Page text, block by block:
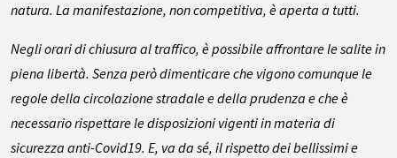
natura. La manifestazione, non competitiva, è aperta a tutti.
Negli orari di chiusura al traffico, è possibile affrontare le salite in
piena libertà. Senza però dimenticare che vigono comunque le
regole della circolazione stradale e della prudenza e che è
necessario rispettare le disposizioni vigenti in materia di
sicurezza anti-Covid19. E, va da sé, il rispetto dei bellissimi e